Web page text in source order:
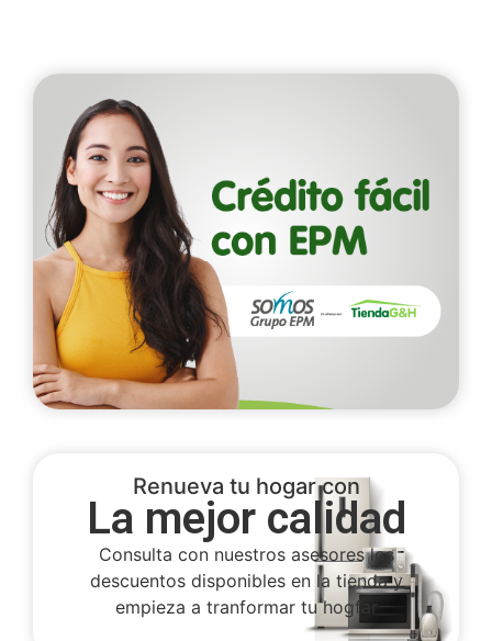
Renueva tu hogar con
La mejor calidad
Consulta con nuestros asesores los
descuentos disponibles en la tienda y
empieza a tranformar tu hogfar